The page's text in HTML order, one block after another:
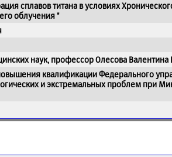
сплавов титана в условиях
облучения "
наук, профессор Олесова Валентина
квалификации Федерального
и экстремальных проблем при